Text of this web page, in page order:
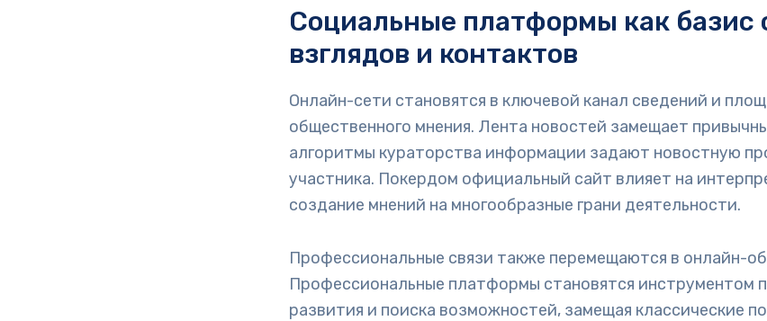
Социальные платформы как базис
взглядов и контактов
Онлайн-сети становятся в ключевой канал сведений и
общественного мнения. Лента новостей замещает
алгоритмы кураторства информации задают новостную
участника. Покердом официальный сайт влияет на
создание мнений на многообразные грани деятельности.
Профессиональные связи также перемещаются в онлайн-
Профессиональные платформы становятся инструментом
развития и поиска возможностей, замещая классические